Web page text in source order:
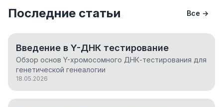
Последние статьи Все →
Введение в Y-ДНК тестирование
Обзор основ Y-хромосомного ДНК-тестирования для
генетической генеалогии
18.05.2026